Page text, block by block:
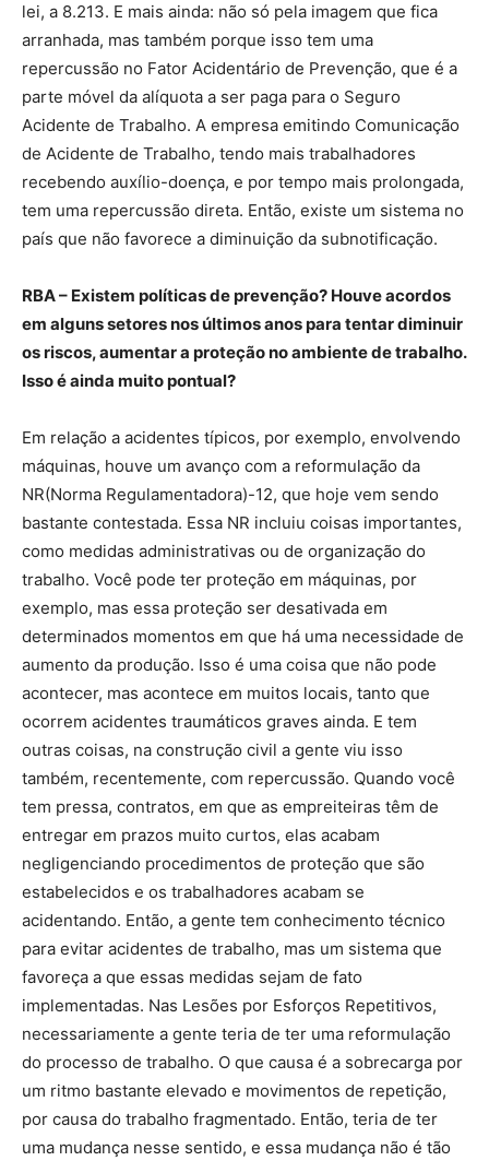
lei, a 8.213. E mais ainda: não só pela imagem que fica
arranhada, mas também porque isso tem uma
repercussão no Fator Acidentário de Prevenção, que é a
parte móvel da alíquota a ser paga para o Seguro
Acidente de Trabalho. A empresa emitindo Comunicação
de Acidente de Trabalho, tendo mais trabalhadores
recebendo auxílio-doença, e por tempo mais prolongada,
tem uma repercussão direta. Então, existe um sistema no
país que não favorece a diminuição da subnotificação.
RBA – Existem políticas de prevenção? Houve acordos
em alguns setores nos últimos anos para tentar diminuir
os riscos, aumentar a proteção no ambiente de trabalho.
Isso é ainda muito pontual?
Em relação a acidentes típicos, por exemplo, envolvendo
máquinas, houve um avanço com a reformulação da
NR(Norma Regulamentadora)-12, que hoje vem sendo
bastante contestada. Essa NR incluiu coisas importantes,
como medidas administrativas ou de organização do
trabalho. Você pode ter proteção em máquinas, por
exemplo, mas essa proteção ser desativada em
determinados momentos em que há uma necessidade de
aumento da produção. Isso é uma coisa que não pode
acontecer, mas acontece em muitos locais, tanto que
ocorrem acidentes traumáticos graves ainda. E tem
outras coisas, na construção civil a gente viu isso
também, recentemente, com repercussão. Quando você
tem pressa, contratos, em que as empreiteiras têm de
entregar em prazos muito curtos, elas acabam
negligenciando procedimentos de proteção que são
estabelecidos e os trabalhadores acabam se
acidentando. Então, a gente tem conhecimento técnico
para evitar acidentes de trabalho, mas um sistema que
favoreça a que essas medidas sejam de fato
implementadas. Nas Lesões por Esforços Repetitivos,
necessariamente a gente teria de ter uma reformulação
do processo de trabalho. O que causa é a sobrecarga por
um ritmo bastante elevado e movimentos de repetição,
por causa do trabalho fragmentado. Então, teria de ter
uma mudança nesse sentido, e essa mudança não é tão